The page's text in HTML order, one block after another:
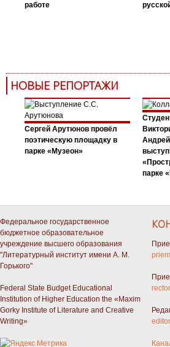
работе
НОВЫЕ РЕПОРТАЖИ
Сергей Арутюнов провёл
поэтическую площадку в
парке «Музеон»
парке
Федеральное государственное
бюджетное образовательное
учреждение высшего образования
"Литературный институт имени А. М.
Горького"
Federal State Budget Educational
Institution of Higher Education the «Maxim
Gorky Institute of Literature and Creative
Writing»